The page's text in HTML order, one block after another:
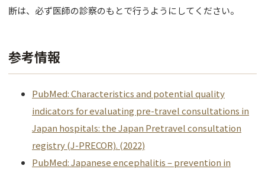
断は、必ず医師の診察のもとで行うようにしてください。
参考情報
PubMed: Characteristics and potential quality
indicators for evaluating pre-travel consultations in
Japan hospitals: the Japan Pretravel consultation
registry (J-PRECOR). (2022)
PubMed: Japanese encephalitis – prevention in